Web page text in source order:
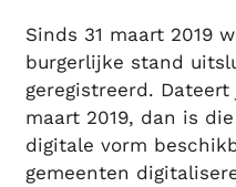
Sinds 31 maart 2019
burgerlijke stand
geregistreerd.
maart 2019, dan is
digitale vorm
gemeenten